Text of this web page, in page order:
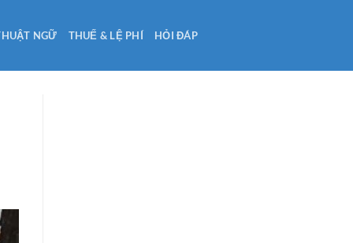
NGỮ THUẾ & LỆ PHÍ HỎI ĐÁP